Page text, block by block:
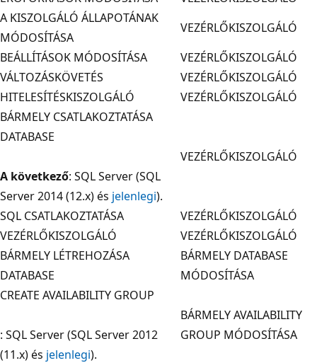
A KISZOLGÁLÓ ÁLLAPOTÁNAK
MÓDOSÍTÁSA
VEZÉRLŐKISZOLGÁLÓ
BEÁLLÍTÁSOK MÓDOSÍTÁSA
VEZÉRLŐKISZOLGÁLÓ
VÁLTOZÁSKÖVETÉS
VEZÉRLŐKISZOLGÁLÓ
HITELESÍTÉSKISZOLGÁLÓ
VEZÉRLŐKISZOLGÁLÓ
BÁRMELY CSATLAKOZTATÁSA
DATABASE
A következő: SQL Server (SQL
Server 2014 (12.x) és jelenlegi).
VEZÉRLŐKISZOLGÁLÓ
SQL CSATLAKOZTATÁSA
VEZÉRLŐKISZOLGÁLÓ
VEZÉRLŐKISZOLGÁLÓ
VEZÉRLŐKISZOLGÁLÓ
BÁRMELY LÉTREHOZÁSA
DATABASE
BÁRMELY DATABASE
MÓDOSÍTÁSA
CREATE AVAILABILITY GROUP
: SQL Server (SQL Server 2012
(11.x) és jelenlegi).
BÁRMELY AVAILABILITY
GROUP MÓDOSÍTÁSA